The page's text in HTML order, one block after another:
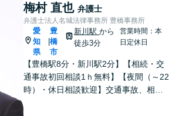
梅村 直也 弁護士
弁護士法人名城法律事務所 豊橋事務所
愛
知
県
豊
橋
市
新川駅から
徒歩3分
営業時間：本
日定休日
【豊橋駅8分・新川駅2分】【相続・交
通事故初回相談1ｈ無料】【夜間（～22
時）・休日相談歓迎】交通事故、相